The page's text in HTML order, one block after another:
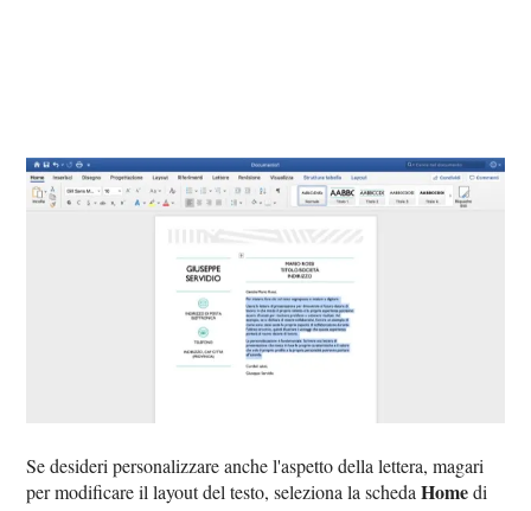
Se desideri personalizzare anche l'aspetto della lettera, magari
per modificare il layout del testo, seleziona la schedaHomedi